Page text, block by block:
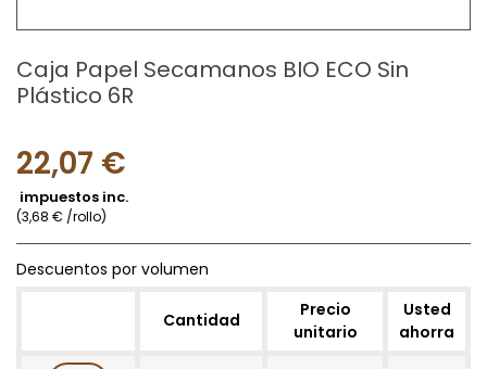
Caja Papel Secamanos BIO ECO Sin
Plástico 6R
22,07 €
impuestos inc.
(3,68 € /rollo)
Descuentos por volumen
Cantidad
Precio
unitario
Usted
ahorra